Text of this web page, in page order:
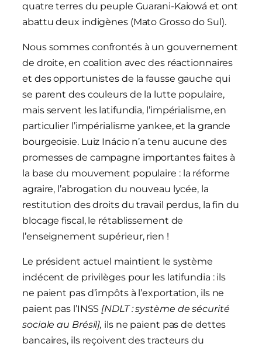
quatre terres du peuple Guarani-Kaiowá et ont
abattu deux indigènes (Mato Grosso do Sul).
Nous sommes confrontés à un gouvernement
de droite, en coalition avec des réactionnaires
et des opportunistes de la fausse gauche qui
se parent des couleurs de la lutte populaire,
mais servent les latifundia, l’impérialisme, en
particulier l’impérialisme yankee, et la grande
bourgeoisie. Luiz Inácio n’a tenu aucune des
promesses de campagne importantes faites à
la base du mouvement populaire : la réforme
agraire, l’abrogation du nouveau lycée, la
restitution des droits du travail perdus, la fin du
blocage fiscal, le rétablissement de
l’enseignement supérieur, rien !
Le président actuel maintient le système
indécent de privilèges pour les latifundia : ils
ne paient pas d’impôts à l’exportation, ils ne
paient pas l’INSS [NDLT : système de sécurité
sociale au Brésil], ils ne paient pas de dettes
bancaires, ils reçoivent des tracteurs du